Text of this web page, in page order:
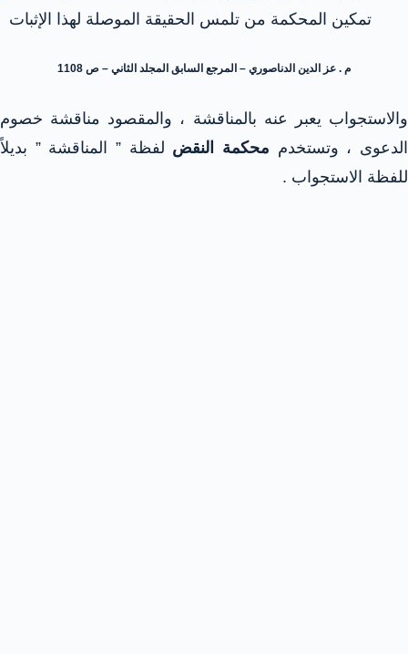
تمكين المحكمة من تلمس الحقيقة الموصلة لهذا الإثبات
م . عز الدين الدناصوري – المرجع السابق المجلد الثاني – ص 1108
والاستجواب يعبر عنه بالمناقشة ، والمقصود مناقشة خصوم
الدعوى ، وتستخدم محكمة النقض لفظة ” المناقشة ” بديلاً
للفظة الاستجواب .